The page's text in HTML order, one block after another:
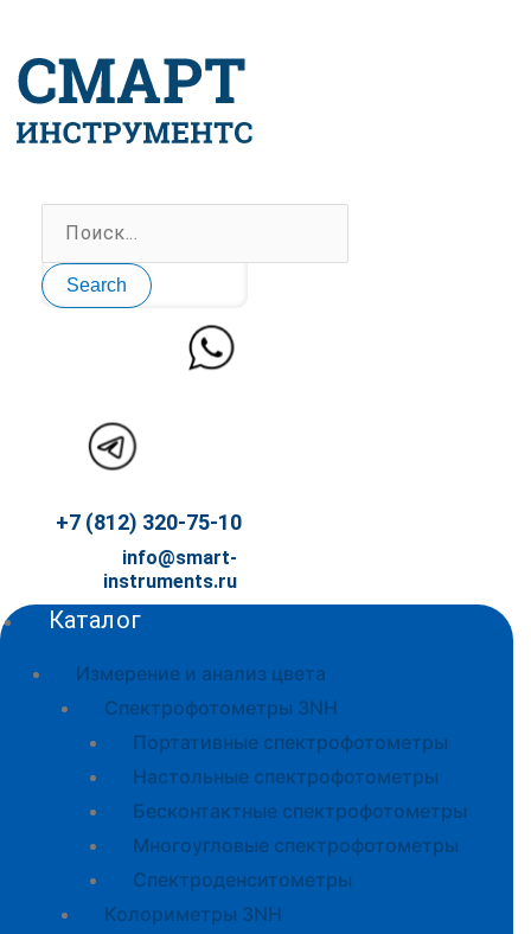
Search
+7 (812) 320-75-10
info@smart-
instruments.ru
Каталог
Измерение и анализ цвета
Спектрофотометры 3NH
Портативные спектрофотометры
Настольные спектрофотометры
Бесконтактные спектрофотометры
Многоугловые спектрофотометры
Спектроденситометры
Колориметры 3NH